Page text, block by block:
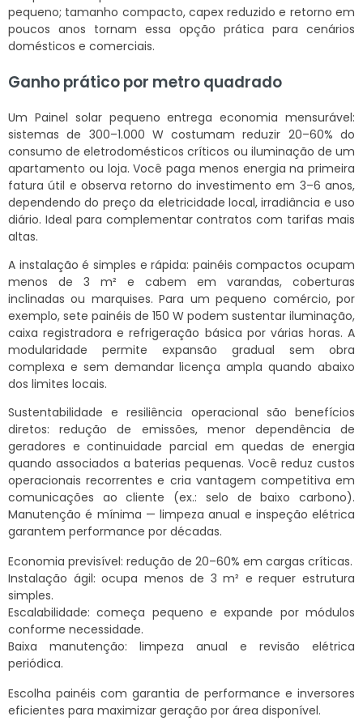
pequeno; tamanho compacto, capex reduzido e retorno em
poucos anos tornam essa opção prática para cenários
domésticos e comerciais.
Ganho prático por metro quadrado
Um Painel solar pequeno entrega economia mensurável:
sistemas de 300–1.000 W costumam reduzir 20–60% do
consumo de eletrodomésticos críticos ou iluminação de um
apartamento ou loja. Você paga menos energia na primeira
fatura útil e observa retorno do investimento em 3–6 anos,
dependendo do preço da eletricidade local, irradiância e uso
diário. Ideal para complementar contratos com tarifas mais
altas.
A instalação é simples e rápida: painéis compactos ocupam
menos de 3 m² e cabem em varandas, coberturas
inclinadas ou marquises. Para um pequeno comércio, por
exemplo, sete painéis de 150 W podem sustentar iluminação,
caixa registradora e refrigeração básica por várias horas. A
modularidade permite expansão gradual sem obra
complexa e sem demandar licença ampla quando abaixo
dos limites locais.
Sustentabilidade e resiliência operacional são benefícios
diretos: redução de emissões, menor dependência de
geradores e continuidade parcial em quedas de energia
quando associados a baterias pequenas. Você reduz custos
operacionais recorrentes e cria vantagem competitiva em
comunicações ao cliente (ex.: selo de baixo carbono).
Manutenção é mínima — limpeza anual e inspeção elétrica
garantem performance por décadas.
Economia previsível: redução de 20–60% em cargas críticas.
Instalação ágil: ocupa menos de 3 m² e requer estrutura
simples.
Escalabilidade: começa pequeno e expande por módulos
conforme necessidade.
Baixa manutenção: limpeza anual e revisão elétrica
periódica.
Escolha painéis com garantia de performance e inversores
eficientes para maximizar geração por área disponível.